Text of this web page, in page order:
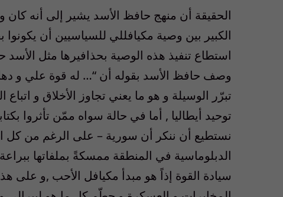
الحقيقة أن منهج حافظ الأسد يشير إلى أنه
الكبير بين وصية مكيافللي للسياسيين أن يكونوا
استطاع تنفيذ هذه الوصية بحذافيرها مثل
وصف حافظ الأسد بقوله أن “… له قوة علي و
تبرّر الوسيلة و هو ما يعني تجاوز الأخلاق و
توحيد أيطاليا , أما في حالة سواه ممّن تأثروا
نستطيع أن ننكر أن سورية – على الرغم من كل
الدبلوماسية في المنطقة ممسكةً بملفاتها
سيادة القوة إذاً هو مبدأ مكيافل الأحب ,و على